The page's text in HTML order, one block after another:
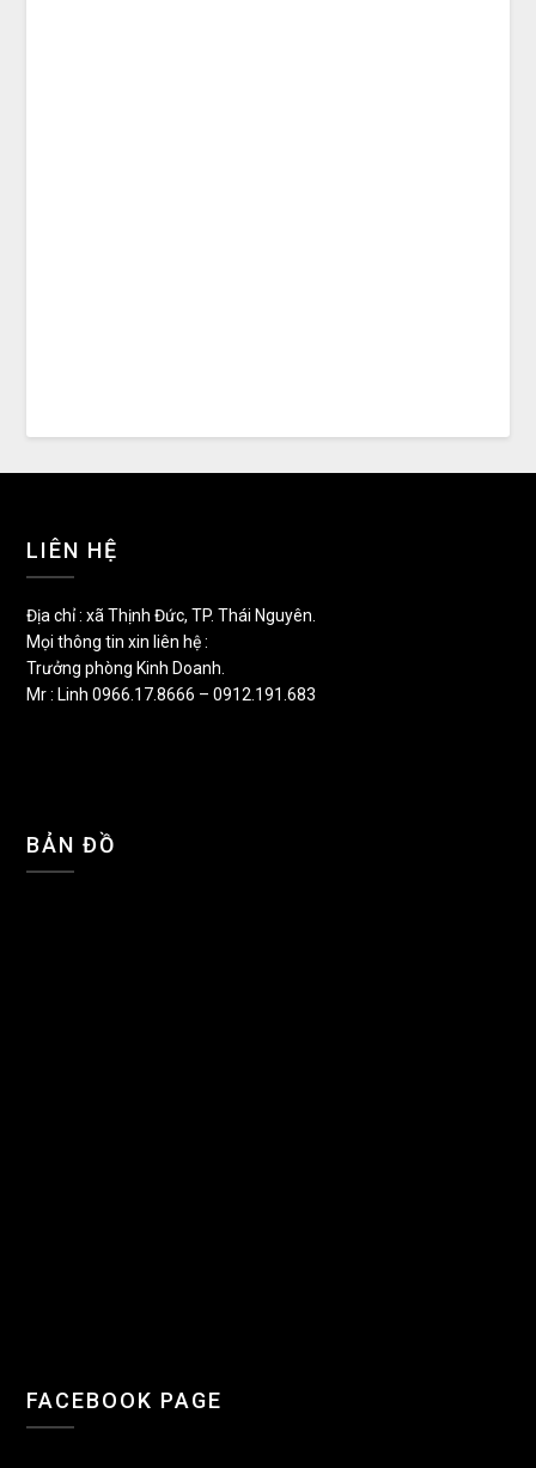
LIÊN HỆ
Địa chỉ : xã Thịnh Đức, TP. Thái Nguyên.
Mọi thông tin xin liên hệ :
Trưởng phòng Kinh Doanh.
Mr : Linh 0966.17.8666 – 0912.191.683
BẢN ĐỒ
FACEBOOK PAGE